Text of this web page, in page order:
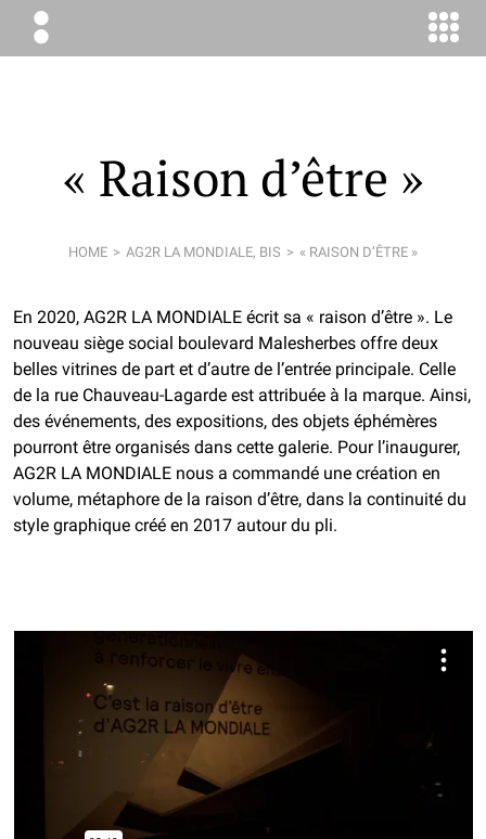
ÉLODIE
BOYER
« Raison d’être »
HOME AG2R LA MONDIALE, BIS « RAISON D’ÊTRE »
En 2020, AG2R LA MONDIALE écrit sa « raison d’être ». Le
nouveau siège social boulevard Malesherbes offre deux
belles vitrines de part et d’autre de l’entrée principale. Celle
de la rue Chauveau-Lagarde est attribuée à la marque. Ainsi,
des événements, des expositions, des objets éphémères
pourront être organisés dans cette galerie. Pour l’inaugurer,
AG2R LA MONDIALE nous a commandé une création en
volume, métaphore de la raison d’être, dans la continuité du
style graphique créé en 2017 autour du pli.